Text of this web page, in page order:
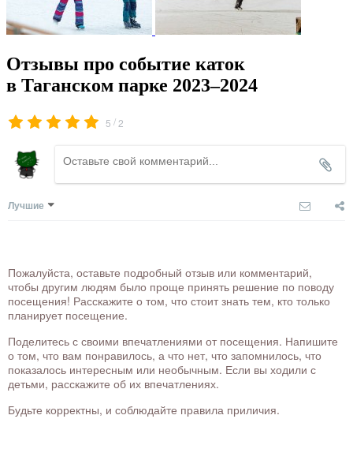
Отзывы про событие каток
в Таганском парке 2023–2024
5 /2
Лучшие
Пожалуйста, оставьте подробный отзыв или комментарий,
чтобы другим людям было проще принять решение по поводу
посещения! Расскажите о том, что стоит знать тем, кто только
планирует посещение.
Поделитесь с своими впечатлениями от посещения. Напишите
о том, что вам понравилось, а что нет, что запомнилось, что
показалось интересным или необычным. Если вы ходили с
детьми, расскажите об их впечатлениях.
Будьте корректны, и соблюдайте правила приличия.